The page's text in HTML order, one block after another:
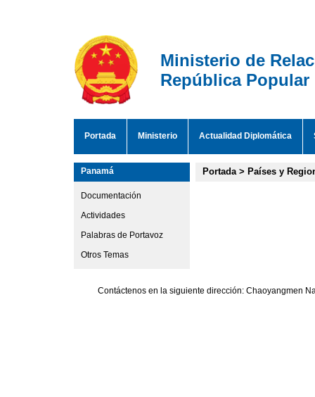
Ministerio de
República Popular
Portada Ministerio Actualidad Diplomática
Panamá
Documentación
Actividades
Palabras de Portavoz
Otros Temas
Portada> Países y
Contáctenos en la siguiente dirección: Chaoyangmen